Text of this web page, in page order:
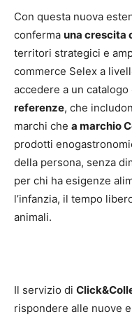
Con questa nuova
conferma una crescita
territori strategici e
commerce Selex a
accedere a un
referenze, che
marchi che a marchio
prodotti
della persona, senza
per chi ha esigenze
l’infanzia, il tempo
animali.
Il servizio di
rispondere alle nuove